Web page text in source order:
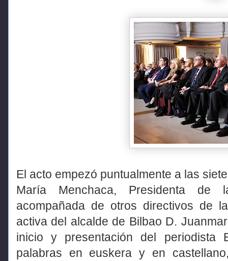
El acto empezó puntualmente a las
María Menchaca, Presidenta de
acompañada de otros directivos de
activa del alcalde de Bilbao D.
inicio y presentación del periodista
palabras en euskera y en